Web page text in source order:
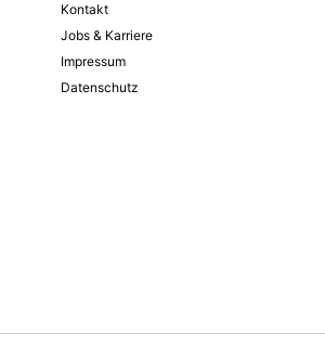
Kontakt
Jobs & Karriere
Impressum
Datenschutz